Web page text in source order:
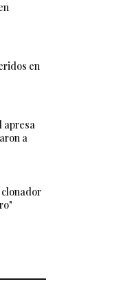
en
apresa
a
clonador